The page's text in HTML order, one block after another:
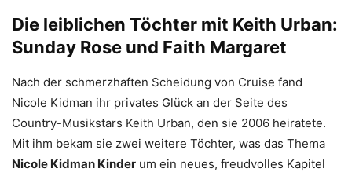
Die leiblichen Töchter mit Keith Urban:
Sunday Rose und Faith Margaret
Nach der schmerzhaften Scheidung von Cruise fand
Nicole Kidman ihr privates Glück an der Seite des
Country-Musikstars Keith Urban, den sie 2006 heiratete.
Mit ihm bekam sie zwei weitere Töchter, was das Thema
Nicole Kidman Kinder um ein neues, freudvolles Kapitel